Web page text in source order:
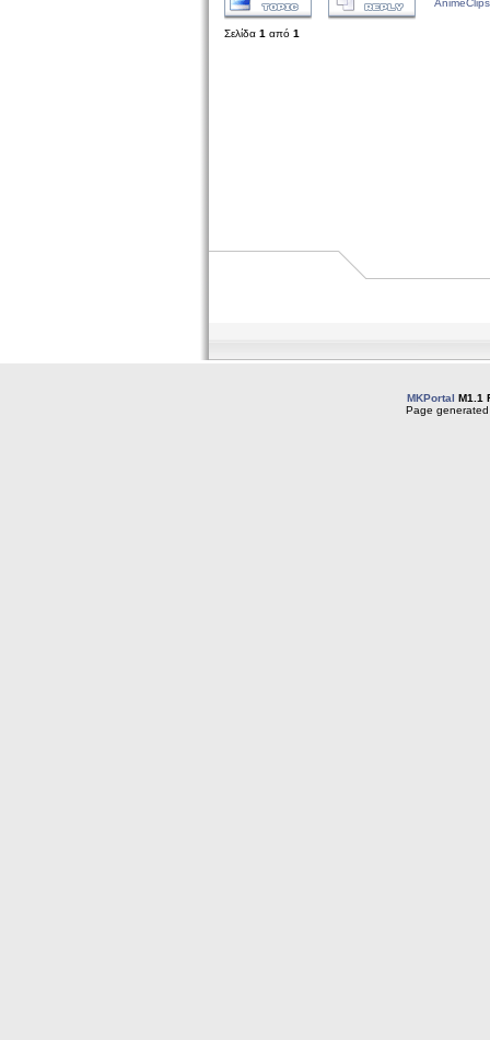
Σελίδα 1 από 1
MKPortal M1.1
Page